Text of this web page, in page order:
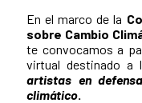
En el marco de la
sobre Cambio
te convocamos a
virtual destinado a
artistas en
climático